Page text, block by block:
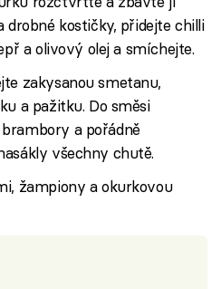
drobné kostičky, přidejte chilli
a olivový olej a smíchejte.
zakysanou smetanu,
a pažitku. Do směsi
a pořádně
všechny chutě.
žampiony a okurkovou